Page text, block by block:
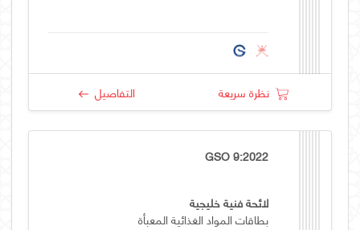
نظرة سريعة التفاصيل
GSO 9:2022
لائحة فنية خليجية
بطاقات المواد الغذائية المعبأة